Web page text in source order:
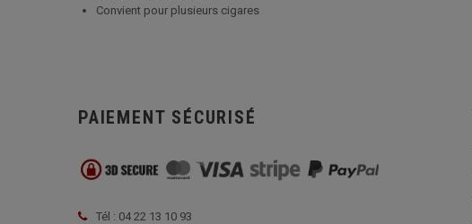
Convient pour plusieurs cigares
PAIEMENT SÉCURISÉ
Tél : 04 22 13 10 93